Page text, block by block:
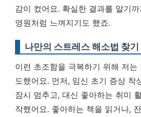
감이 컸어요. 확실한 결과를 알기
영원처럼 느껴지기도 했죠.
나만의 스트레스 해소법 찾기
이런 초조함을 극복하기 위해 저는
도했어요. 먼저, 임신 초기 증상 착
잠시 멈추고, 대신 좋아하는 취미
작했어요. 좋아하는 책을 읽거나,